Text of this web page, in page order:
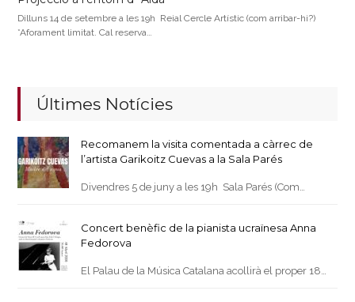
Dilluns 14 de setembre a les 19h Reial Cercle Artístic (com arribar-hi?)
*Aforament limitat. Cal reserva…
Últimes Notícies
Recomanem la visita comentada a càrrec de
l’artista Garikoitz Cuevas a la Sala Parés
Divendres 5 de juny a les 19h Sala Parés (Com…
Concert benèfic de la pianista ucraïnesa Anna
Fedorova
El Palau de la Música Catalana acollirà el proper 18…